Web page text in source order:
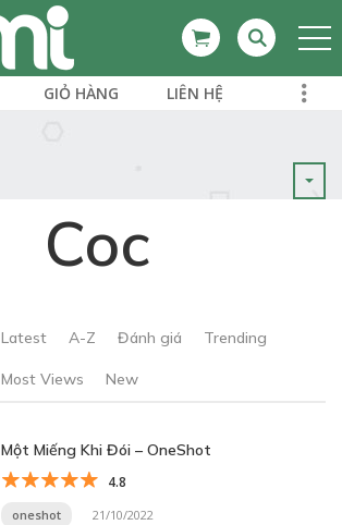
GIỎ HÀNG LIÊN HỆ
Coc
Latest A-Z Đánh giá Trending
Most Views New
Một Miếng Khi Đói – OneShot
4.8
oneshot 21/10/2022